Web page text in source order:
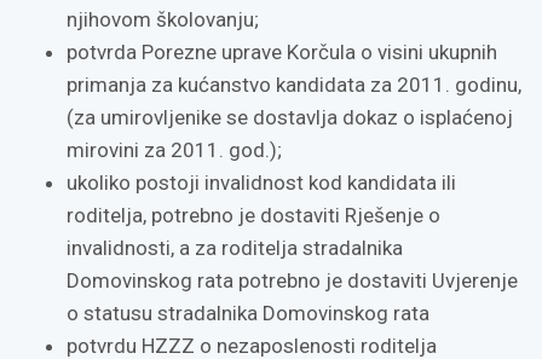
njihovom školovanju;
potvrda Porezne uprave Korčula o visini ukupnih
primanja za kućanstvo kandidata za 2011. godinu,
(za umirovljenike se dostavlja dokaz o isplaćenoj
mirovini za 2011. god.);
ukoliko postoji invalidnost kod kandidata ili
roditelja, potrebno je dostaviti Rješenje o
invalidnosti, a za roditelja stradalnika
Domovinskog rata potrebno je dostaviti Uvjerenje
o statusu stradalnika Domovinskog rata
potvrdu HZZZ o nezaposlenosti roditelja